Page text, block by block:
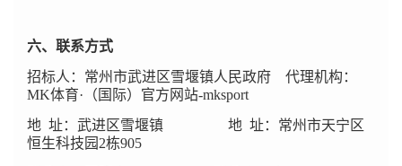
六、联系方式
招标人：常州市武进区雪堰镇人民政府 代理机构：
MK体育·（国际）官方网站-mksport
地 址：武进区雪堰镇 地 址：常州市天宁区
恒生科技园2栋905